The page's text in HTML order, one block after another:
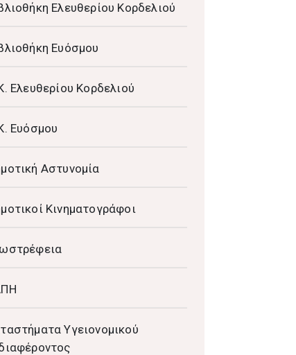
Ελευθερίου Κορδελιού
Ευόσμου
Ελευθερίου Κορδελιού
Ευόσμου
Αστυνομία
Κινηματογράφοι
Υγειονομικού